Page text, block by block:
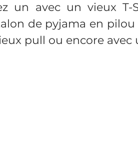
enduite Pantalon
un avec un vieux
de pyjama en
pull ou encore avec